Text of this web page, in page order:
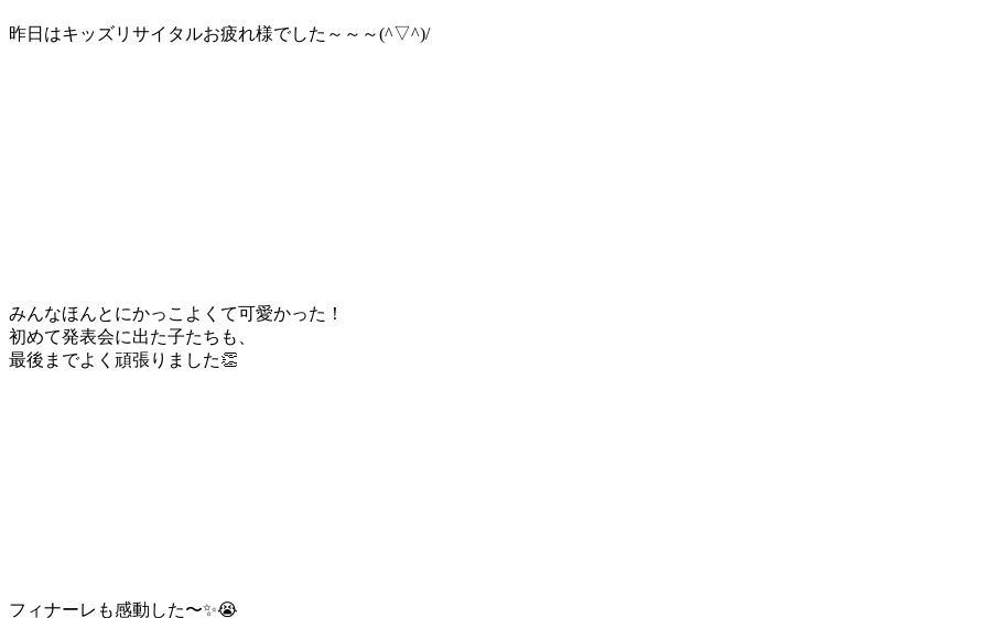
昨日はキッズリサイタルお疲れ様でした～～～(^▽^)/
みんなほんとにかっこよくて可愛かった！
初めて発表会に出た子たちも、
最後までよく頑張りました👏
フィナーレも感動した〜✨😭